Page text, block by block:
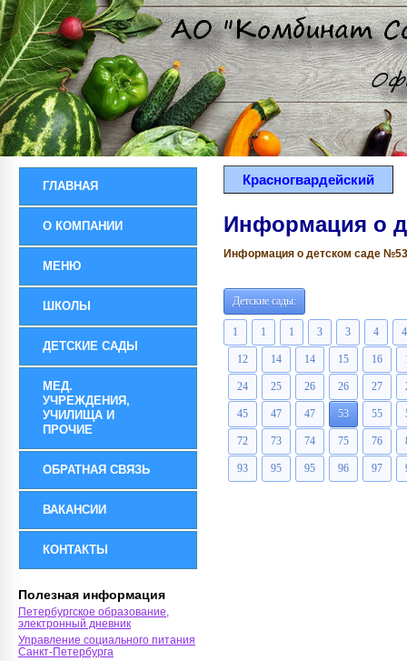
ГЛАВНАЯ
О КОМПАНИИ
МЕНЮ
ШКОЛЫ
ДЕТСКИЕ САДЫ
МЕД.
УЧРЕЖДЕНИЯ,
УЧИЛИЩА И
ПРОЧИЕ
ОБРАТНАЯ СВЯЗЬ
ВАКАНСИИ
КОНТАКТЫ
Полезная информация
Петербургское образование,
электронный дневник
Управление социального питания
Санкт-Петербурга
Красногвардейский
Информация о
Информация о детском саде №53
Детские сады:
1 1 1 3 3 4 4
12 14 14 15 16
24 25 26 26 27
45 47 47 53 55
72 73 74 75 76
93 95 95 96 97